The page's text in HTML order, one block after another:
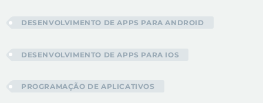
DESENVOLVIMENTO DE APPS PARA ANDROID
DESENVOLVIMENTO DE APPS PARA IOS
PROGRAMAÇÃO DE APLICATIVOS